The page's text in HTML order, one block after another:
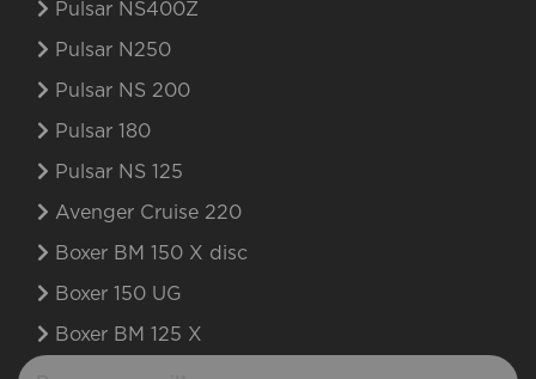
Pulsar NS400Z
Pulsar N250
Pulsar NS 200
Pulsar 180
Pulsar NS 125
Avenger Cruise 220
Boxer BM 150 X disc
Boxer 150 UG
Boxer BM 125 X